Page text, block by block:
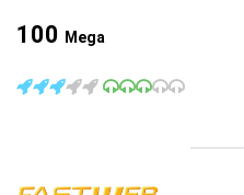
100 Mega